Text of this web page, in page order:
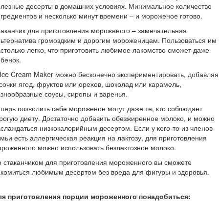
десерты в домашних условиях. Минимальное количество
и несколько минут времени – и мороженое готово.
для приготовления мороженого – замечательная
громоздким и дорогим мороженицам. Пользоваться им
легко, что приготовить любимое лакомство сможет даже
Ice Cream Maker можно бесконечно экспериментировать, добавляя
ягод, фруктов или орехов, шоколад или карамель,
соусы, сиропы и варенья.
позволить себе мороженое могут даже те, кто соблюдает
диету. Достаточно добавить обезжиренное молоко, и можно
низкокалорийным десертом. Если у кого-то из членов
есть аллергическая реакция на лактозу, для приготовления
можно использовать безлактозное молоко.
стаканчиком для приготовления мороженного вы сможете
любимым десертом без вреда для фигуры и здоровья.
приготовления порции мороженного понадобиться: